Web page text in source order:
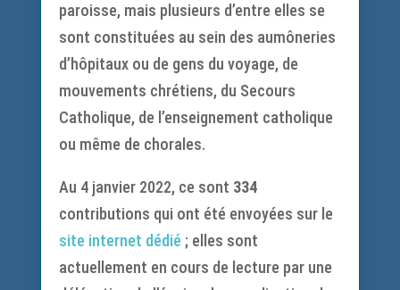
paroisse, mais plusieurs d’entre elles se
sont constituées au sein des aumôneries
d’hôpitaux ou de gens du voyage, de
mouvements chrétiens, du Secours
Catholique, de l’enseignement catholique
ou même de chorales.
Au 4 janvier 2022, ce sont 334
contributions qui ont été envoyées sur le
site internet dédié ; elles sont
actuellement en cours de lecture par une